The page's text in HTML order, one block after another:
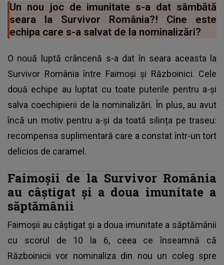
Un nou joc de imunitate s-a dat sâmbătă
seara la Survivor România?! Cine este
echipa care s-a salvat de la nominalizări?
O nouă luptă crâncenă s-a dat în seara aceasta la
Survivor România între Faimoși și Războinici. Cele
două echipe au luptat cu toate puterile pentru a-și
salva coechipierii de la nominalizări. În plus, au avut
încă un motiv pentru a-și da toată silința pe traseu:
recompensa suplimentară care a constat într-un tort
delicios de caramel.
Faimoşii de la Survivor România
au câştigat şi a doua imunitate a
săptămânii
Faimoşii au câştigat şi a doua imunitate a săptămânii
cu scorul de 10 la 6, ceea ce înseamnă că
Războinicii vor nominaliza din nou un coleg spre